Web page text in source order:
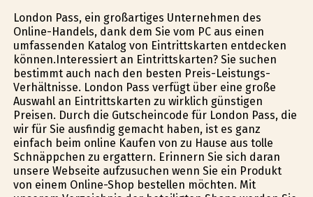
London Pass, ein großartiges Unternehmen des
Online-Handels, dank dem Sie vom PC aus einen
umfassenden Katalog von Eintrittskarten entdecken
können.Interessiert an Eintrittskarten? Sie suchen
bestimmt auch nach den besten Preis-Leistungs-
Verhältnisse. London Pass verfügt über eine große
Auswahl an Eintrittskarten zu wirklich günstigen
Preisen. Durch die Gutscheincode für London Pass, die
wir für Sie ausfindig gemacht haben, ist es ganz
einfach beim online Kaufen von zu Hause aus tolle
Schnäppchen zu ergattern. Erinnern Sie sich daran
unsere Webseite aufzusuchen wenn Sie ein Produkt
von einem Online-Shop bestellen möchten. Mit